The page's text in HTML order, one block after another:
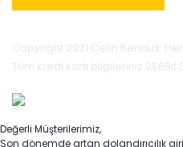
Copyright 2021 Cetin Renault. Her
Tüm kredi kartı bilgileriniz 256Bit
Değerli Müşterilerimiz,
Son dönemde artan dolandırıcılık